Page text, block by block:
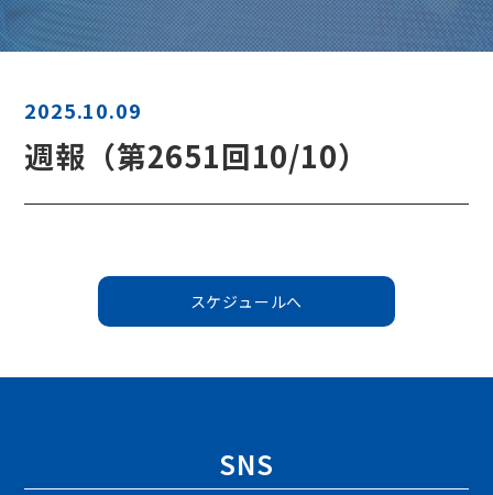
週報（第2651回10/10）
2025.10.09
スケジュールへ
SNS